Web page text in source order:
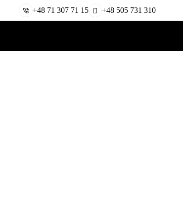
+48 71 307 71 15 +48 505 731 310